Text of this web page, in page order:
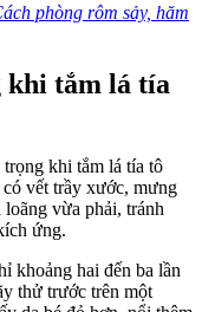
phòng rôm sảy, hăm
khi tắm lá tía
khi tắm lá tía tô
vết trầy xước, mưng
vừa phải, tránh
ứng.
khoảng hai đến ba lần
thử trước trên một